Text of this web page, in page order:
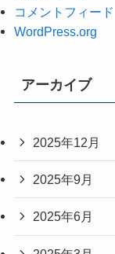
コメントフィード
WordPress.org
アーカイブ
2025年12月
2025年9月
2025年6月